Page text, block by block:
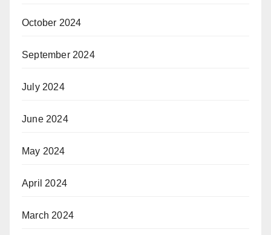
October 2024
September 2024
July 2024
June 2024
May 2024
April 2024
March 2024